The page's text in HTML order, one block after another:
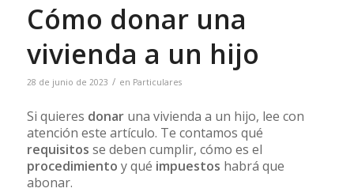
Cómo donar una
vivienda a un hijo
28 de junio de 2023 / en Particulares
Si quieres donaruna vivienda a un hijo, lee con
atención este artículo. Te contamos qué
requisitos se deben cumplir, cómo es el
procedimiento y qué impuestos habrá que
abonar.